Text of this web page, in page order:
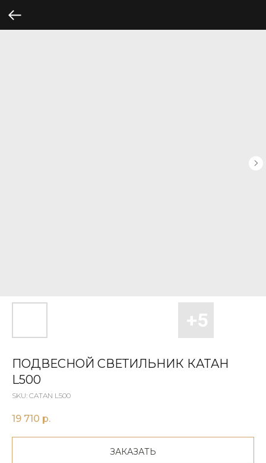
ПОДВЕСНОЙ СВЕТИЛЬНИК КATAН
L500
SKU: CATAN L500
19 710 р.
ЗАКАЗАТЬ